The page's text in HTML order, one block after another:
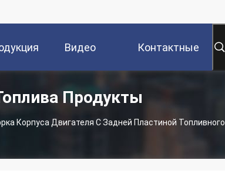
Видео Контактные
Продукты
Корпуса Двигателя С Задней Пластиной Топливного